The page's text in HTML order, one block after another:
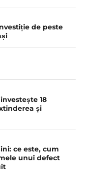
de peste
18
și
ce este, cum
unui defect